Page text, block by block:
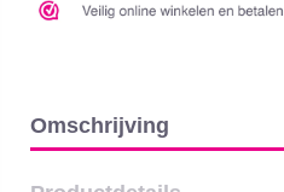
Omschrijving